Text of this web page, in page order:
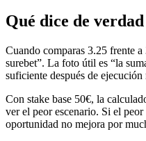
Qué dice de
Cuando comparas 3.25 frente
surebet”. La foto útil es “la
suficiente después de ejecución
Con stake base 50€, la
ver el peor escenario. Si el
oportunidad no mejora por